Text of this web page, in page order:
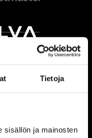
Tietoja
sisällön ja mainosten